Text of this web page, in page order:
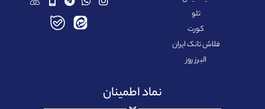
تلو
کورت
فلاش تانک ایران
البرز روز
نماد اطمینان